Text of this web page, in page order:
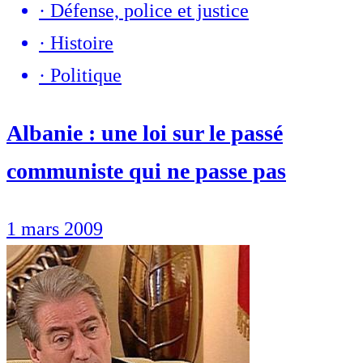
· Défense, police et justice
· Histoire
· Politique
Albanie : une loi sur le passé
communiste qui ne passe pas
1 mars 2009